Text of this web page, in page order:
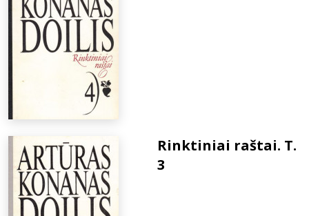
Rinktiniai raštai. T.
3